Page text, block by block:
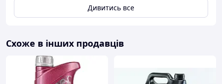
масел, мастил та технічних рідин
Пропонуємо широкий асортимент: моторні,
трансмісійні, гідравлічні масла, пластичні
мастила, гальмівні рідини та продукцію
Дивитись все
Схоже в інших продавців